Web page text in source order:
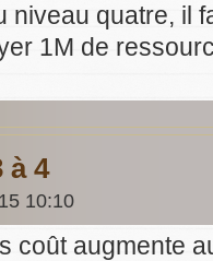
niveau quatre, il
1M de
à 4
10:10
coût augmente